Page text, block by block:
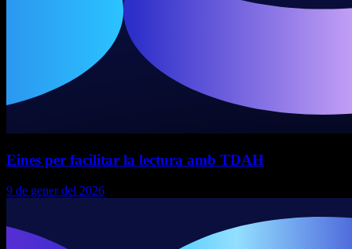
Eines per facilitar la lectura amb TDAH
9 de gener del 2026